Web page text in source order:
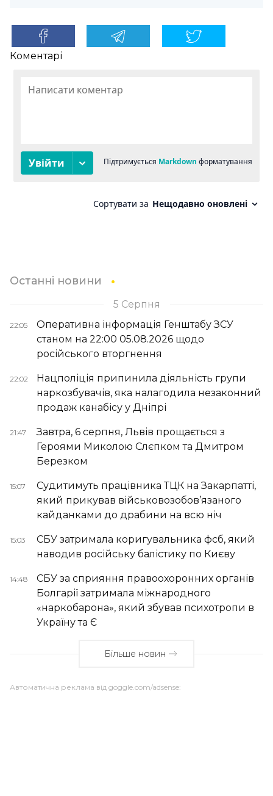
Коментарі
Останні новини
5 Серпня
22:05
Оперативна інформація Генштабу ЗСУ
станом на 22:00 05.08.2026 щодо
російського вторгнення
22:02
Нацполіція припинила діяльність групи
наркозбувачів, яка налагодила незаконний
продаж канабісу у Дніпрі
21:47
Завтра, 6 серпня, Львів прощається з
Героями Миколою Слєпком та Дмитром
Березком
15:07
Судитимуть працівника ТЦК на Закарпатті,
який прикував військовозобов’язаного
кайданками до драбини на всю ніч
15:03
СБУ затримала коригувальника фсб, який
наводив російську балістику по Києву
14:48
СБУ за сприяння правоохоронних органів
Болгарії затримала міжнародного
«наркобарона», який збував психотропи в
Україну та Є
Більше новин
Автоматична реклама від goggle.com/adsense: